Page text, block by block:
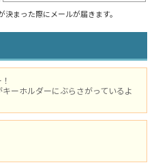
まった際にメールが届きます。
ーホルダーにぶらさがっているよ